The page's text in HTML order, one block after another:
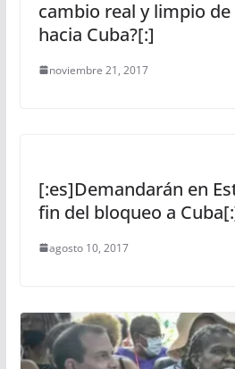
cambio real y limpio
hacia Cuba?[:]
noviembre 21, 2017
[:es]Demandarán en
fin del bloqueo a
agosto 10, 2017